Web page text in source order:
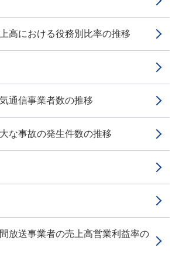
高における役務別比率の推移
通信事業者数の推移
な事故の発生件数の推移
放送事業者の売上高営業利益率の